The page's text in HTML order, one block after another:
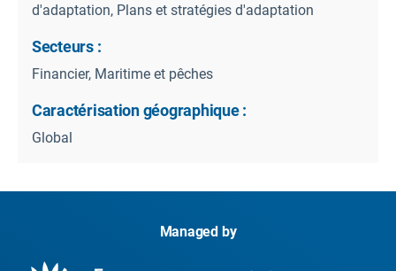
d'adaptation, Plans et stratégies d'adaptation
Secteurs :
Financier, Maritime et pêches
Caractérisation géographique :
Global
Managed by